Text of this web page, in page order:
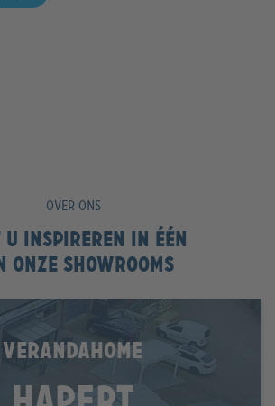
OVER ONS
u inspireren in één
onze showrooms
VERANDAHOME